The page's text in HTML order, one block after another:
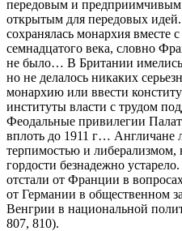
передовым и
открытым для передовых
сохранялась монархия вместе
семнадцатого века, словно
не было… В Британии имелись
но не делалось никаких
монархию или ввести
институты власти с трудом
Феодальные привилегии
вплоть до 1911 г… Англичане
терпимостью и либерализмом,
гордости безнадежно
отстали от Франции в
от Германии в общественном
Венгрии в национальной
807, 810).